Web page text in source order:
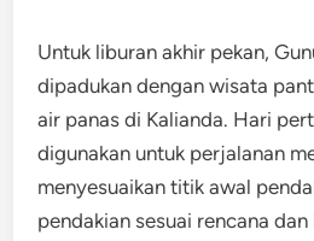
Untuk liburan akhir pekan,
dipadukan dengan wisata
air panas di Kalianda. Hari
digunakan untuk perjalanan
menyesuaikan titik awal
pendakian sesuai rencana